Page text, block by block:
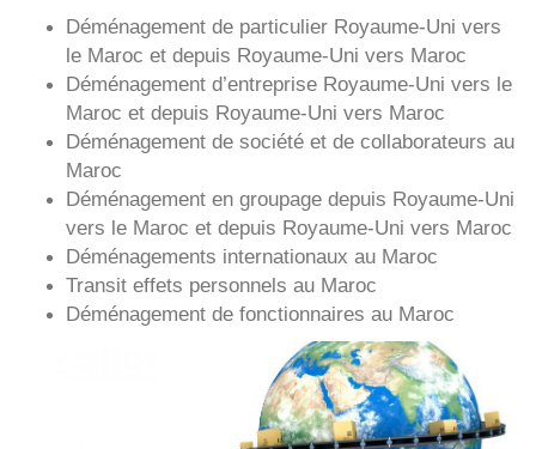
Déménagement de particulier Royaume-Uni vers
le Maroc et depuis Royaume-Uni vers Maroc
Déménagement d’entreprise Royaume-Uni vers le
Maroc et depuis Royaume-Uni vers Maroc
Déménagement de société et de collaborateurs au
Maroc
Déménagement en groupage depuis Royaume-Uni
vers le Maroc et depuis Royaume-Uni vers Maroc
Déménagements internationaux au Maroc
Transit effets personnels au Maroc
Déménagement de fonctionnaires au Maroc